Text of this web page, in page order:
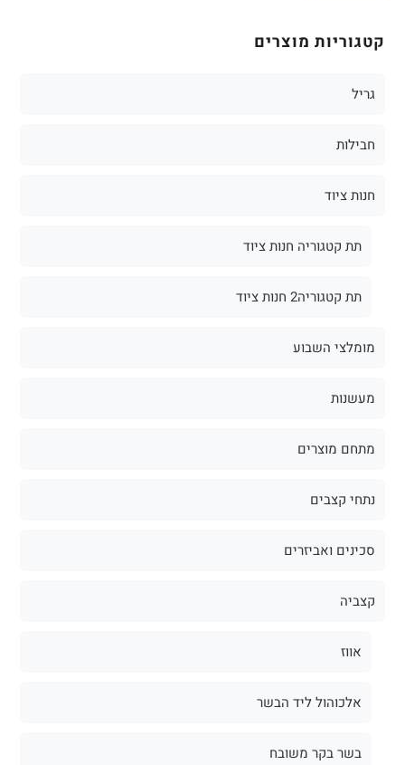
קטגוריות מוצרים
גריל
חבילות
חנות ציוד
תת קטגוריה חנות ציוד
תת קטגוריה2 חנות ציוד
מומלצי השבוע
מעשנות
מתחם מוצרים
נתחי קצבים
סכינים ואביזרים
קצביה
אווז
אלכוהול ליד הבשר
בשר בקר משובח